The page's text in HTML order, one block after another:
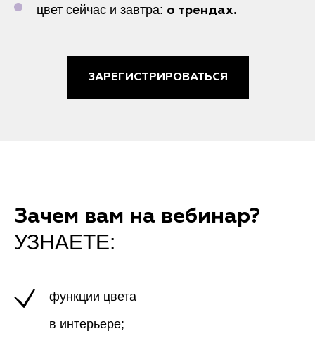
цвет сейчас и завтра: о трендах.
ЗАРЕГИСТРИРОВАТЬСЯ
Зачем вам на вебинар?
УЗНАЕТЕ:
функции цвета
в интерьере;